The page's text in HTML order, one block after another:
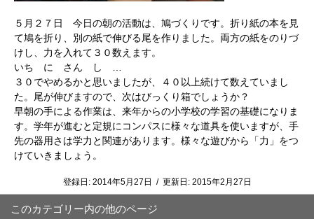
５月２７日 今日の朝の活動は、鳩づくりです。折り紙の本を見
て鳩を折り、別の紙で伸びる尾を作りました。両方の紙をのりづ
けし、力を入れて３０数えます。
いち に さん し …
３０でやめるかと思いましたが、４０以上続けて数えていまし
た。尾が伸びますので、次はびっくり箱でしょうか？
早朝の手による作業は、来年からの小学校の学習の基礎になりま
す。学年が進むと定規にコンパスに様々な道具を使いますが、手
先の器用さは学力と関連があります。様々な遊びから「力」をつ
けていきましょう。
登録日: 2014年5月27日 / 更新日: 2015年2月27日
このカテゴリー内の他のページ